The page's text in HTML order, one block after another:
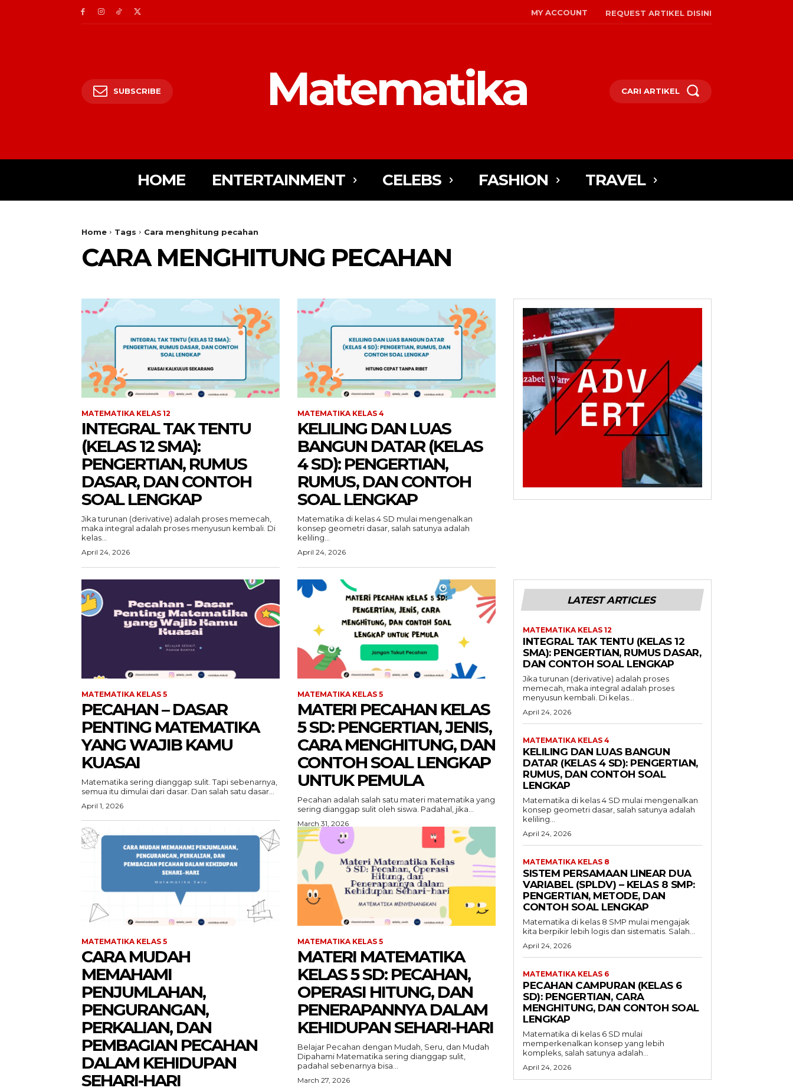
MY ACCOUNT REQUEST ARTIKEL DISINI
SUBSCRIBE Matematika CARI ARTIKEL
HOME ENTERTAINMENT CELEBS FASHION TRAVEL
Home Tags Cara menghitung pecahan
CARA MENGHITUNG PECAHAN
MATEMATIKA KELAS 12
INTEGRAL TAK TENTU
(KELAS 12 SMA):
PENGERTIAN, RUMUS
DASAR, DAN CONTOH
SOAL LENGKAP
Jika turunan (derivative) adalah proses memecah,
maka integral adalah proses menyusun kembali. Di
kelas...
April 24, 2026
MATEMATIKA KELAS 4
KELILING DAN LUAS
BANGUN DATAR (KELAS
4 SD): PENGERTIAN,
RUMUS, DAN CONTOH
SOAL LENGKAP
Matematika di kelas 4 SD mulai mengenalkan
konsep geometri dasar, salah satunya adalah
keliling...
April 24, 2026
MATEMATIKA KELAS 5
PECAHAN – DASAR
PENTING MATEMATIKA
YANG WAJIB KAMU
KUASAI
Matematika sering dianggap sulit. Tapi sebenarnya,
semua itu dimulai dari dasar. Dan salah satu dasar...
April 1, 2026
MATEMATIKA KELAS 5
MATERI PECAHAN KELAS
5 SD: PENGERTIAN, JENIS,
CARA MENGHITUNG, DAN
CONTOH SOAL LENGKAP
UNTUK PEMULA
Pecahan adalah salah satu materi matematika yang
sering dianggap sulit oleh siswa. Padahal, jika...
March 31, 2026
MATEMATIKA KELAS 5
CARA MUDAH
MEMAHAMI
PENJUMLAHAN,
PENGURANGAN,
PERKALIAN, DAN
PEMBAGIAN PECAHAN
DALAM KEHIDUPAN
SEHARI-HARI
MATEMATIKA KELAS 5
MATERI MATEMATIKA
KELAS 5 SD: PECAHAN,
OPERASI HITUNG, DAN
PENERAPANNYA DALAM
KEHIDUPAN SEHARI-HARI
Belajar Pecahan dengan Mudah, Seru, dan Mudah
Dipahami Matematika sering dianggap sulit,
padahal sebenarnya bisa...
March 27, 2026
LATEST ARTICLES
MATEMATIKA KELAS 12
INTEGRAL TAK TENTU (KELAS 12
SMA): PENGERTIAN, RUMUS DASAR,
DAN CONTOH SOAL LENGKAP
Jika turunan (derivative) adalah proses
memecah, maka integral adalah proses
menyusun kembali. Di kelas...
April 24, 2026
MATEMATIKA KELAS 4
KELILING DAN LUAS BANGUN
DATAR (KELAS 4 SD): PENGERTIAN,
RUMUS, DAN CONTOH SOAL
LENGKAP
Matematika di kelas 4 SD mulai mengenalkan
konsep geometri dasar, salah satunya adalah
keliling...
April 24, 2026
MATEMATIKA KELAS 8
SISTEM PERSAMAAN LINEAR DUA
VARIABEL (SPLDV) – KELAS 8 SMP:
PENGERTIAN, METODE, DAN
CONTOH SOAL LENGKAP
Matematika di kelas 8 SMP mulai mengajak
kita berpikir lebih logis dan sistematis. Salah...
April 24, 2026
MATEMATIKA KELAS 6
PECAHAN CAMPURAN (KELAS 6
SD): PENGERTIAN, CARA
MENGHITUNG, DAN CONTOH SOAL
LENGKAP
Matematika di kelas 6 SD mulai
memperkenalkan konsep yang lebih
kompleks, salah satunya adalah...
April 24, 2026